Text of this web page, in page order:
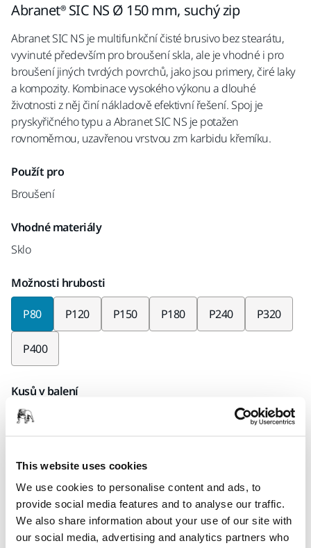
This website uses cookies
We use cookies to personalise content and ads, to
provide social media features and to analyse our traffic.
We also share information about your use of our site with
our social media, advertising and analytics partners who
Abranet® SIC NS Ø 150 mm, suchý zip
Abranet SIC NS je multifunkční čisté brusivo bez stearátu,
vyvinuté především pro broušení skla, ale je vhodné i pro
broušení jiných tvrdých povrchů, jako jsou primery, čiré laky
a kompozity. Kombinace vysokého výkonu a dlouhé
životnosti z něj činí nákladově efektivní řešení. Spoj je
pryskyřičného typu a Abranet SIC NS je potažen
rovnoměrnou, uzavřenou vrstvou zrn karbidu křemíku.
Použít pro
Broušení
Vhodné materiály
Sklo
Možnosti hrubosti
P80 P120 P150 P180 P240 P320
P400
Kusů v balení
× 50 kusů
5024105080
Informace o produktu